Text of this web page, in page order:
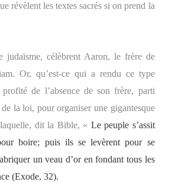
révèlent les textes sacrés si on prend la
judaïsme, célèbrent Aaron, le frère de
Or, qu’est-ce qui a rendu ce type
de l’absence de son frère, parti
la loi, pour organiser une gigantesque
dit la Bible, « Le peuple s’assit
boire; puis ils se levèrent pour se
un veau d’or en fondant tous les
(Exode, 32).